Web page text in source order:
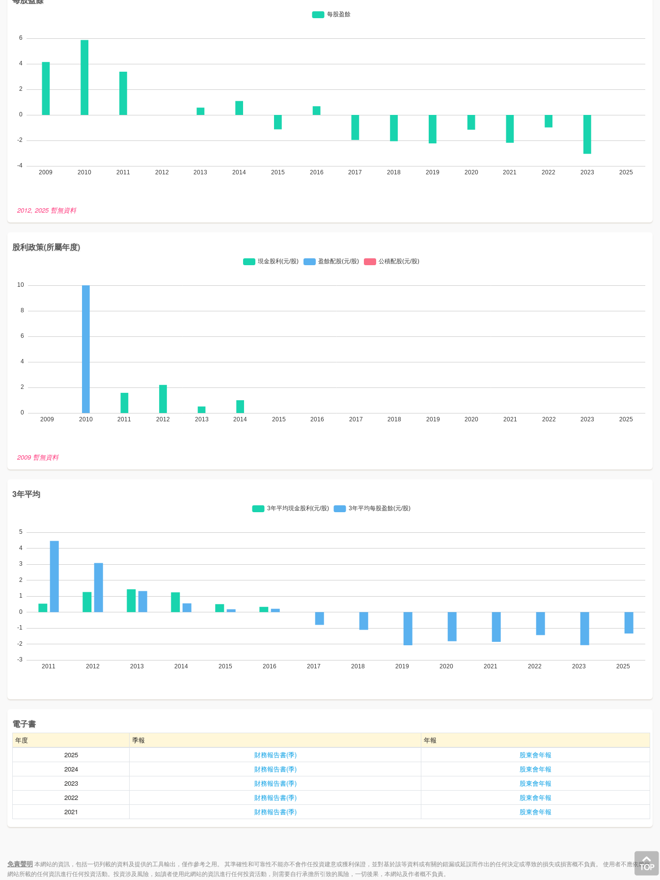
2012, 2025 暫無資料
股利政策(所屬年度)
2009 暫無資料
3年平均
電子書
年度 季報
年報
2025
財務報告書(季)
股東會年報
2024
財務報告書(季)
股東會年報
2023
財務報告書(季)
股東會年報
2022
財務報告書(季)
股東會年報
2021
財務報告書(季) 股東會年報
免責聲明本網站的資訊，包括一切列載的資料及提供的工具輸出，僅作參考之用。 其準確性和可靠性不能亦不會作任投資建意或獲利保證，並對基於該等資料或有關的錯漏或延誤而作出的任何決定或導致的損失或損害概不負責。 使用者不應依賴此
網站所載的任何資訊進行任何投資活動。投資涉及風險，如讀者使用此網站的資訊進行任何投資活動，則需要自行承擔所引致的風險，一切後果，本網站及作者概不負責。